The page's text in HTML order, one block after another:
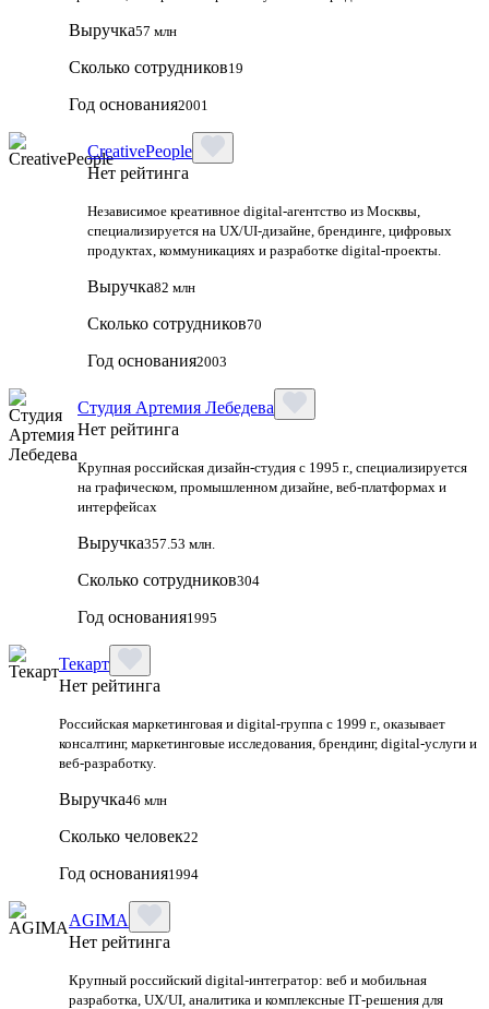
Выручка57 млн
Сколько сотрудников19
Год основания2001
CreativePeople
Нет рейтинга
Независимое креативное digital‑агентство из Москвы,
специализируется на UX/UI‑дизайне, брендинге, цифровых
продуктах, коммуникациях и разработке digital‑проекты.
Выручка82 млн
Сколько сотрудников70
Год основания2003
Студия Артемия Лебедева
Нет рейтинга
Крупная российская дизайн‑студия с 1995 г., специализируется
на графическом, промышленном дизайне, веб‑платформах и
интерфейсах
Выручка357.53 млн.
Сколько сотрудников304
Год основания1995
Текарт
Нет рейтинга
Российская маркетинговая и digital‑группа с 1999 г., оказывает
консалтинг, маркетинговые исследования, брендинг, digital‑услуги и
веб‑разработку.
Выручка46 млн
Сколько человек22
Год основания1994
AGIMA
Нет рейтинга
Крупный российский digital‑интегратор: веб и мобильная
разработка, UX/UI, аналитика и комплексные IT‑решения для